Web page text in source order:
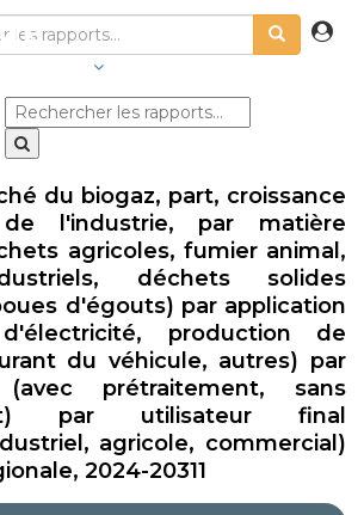
du biogaz, part, croissance
l'industrie, par matière
agricoles, fumier animal,
déchets solides
d'égouts) par application
production de
du véhicule, autres) par
(avec prétraitement, sans
par utilisateur final
agricole, commercial)
2024-20311